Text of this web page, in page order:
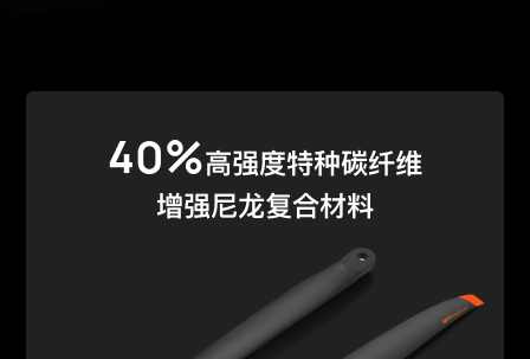
40%高强度特种碳纤维
增强尼龙复合材料